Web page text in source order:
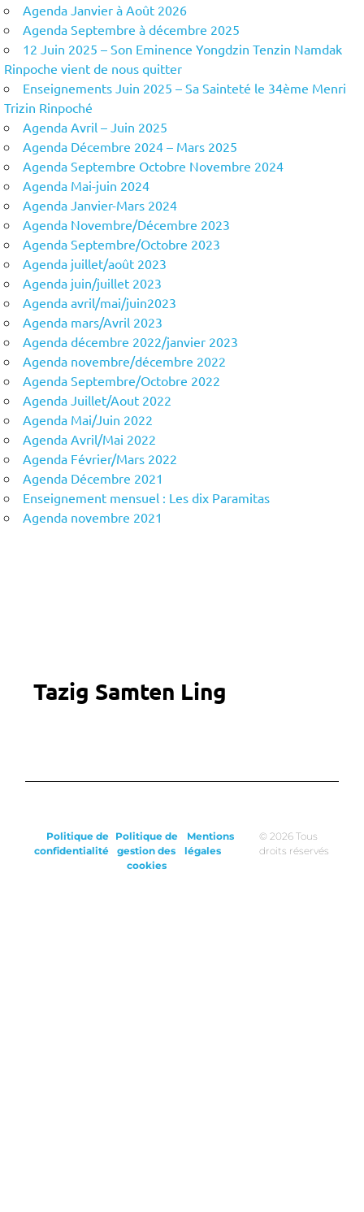
Agenda Janvier à Août 2026
Agenda Septembre à décembre 2025
12 Juin 2025 – Son Eminence Yongdzin Tenzin Namdak
Rinpoche vient de nous quitter
Enseignements Juin 2025 – Sa Sainteté le 34ème Menri
Trizin Rinpoché
Agenda Avril – Juin 2025
Agenda Décembre 2024 – Mars 2025
Agenda Septembre Octobre Novembre 2024
Agenda Mai-juin 2024
Agenda Janvier-Mars 2024
Agenda Novembre/Décembre 2023
Agenda Septembre/Octobre 2023
Agenda juillet/août 2023
Agenda juin/juillet 2023
Agenda avril/mai/juin2023
Agenda mars/Avril 2023
Agenda décembre 2022/janvier 2023
Agenda novembre/décembre 2022
Agenda Septembre/Octobre 2022
Agenda Juillet/Aout 2022
Agenda Mai/Juin 2022
Agenda Avril/Mai 2022
Agenda Février/Mars 2022
Agenda Décembre 2021
Enseignement mensuel : Les dix Paramitas
Agenda novembre 2021
Tazig Samten Ling
Politique de
confidentialité
Politique de
gestion des
cookies
Mentions
légales
© 2026 Tous
droits réservés